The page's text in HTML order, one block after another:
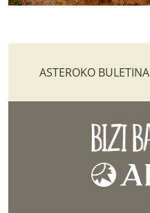
ASTEROKO BULETINA